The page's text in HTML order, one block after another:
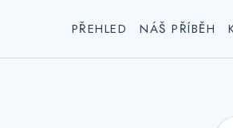
PŘEHLED NÁŠ PŘÍBĚH